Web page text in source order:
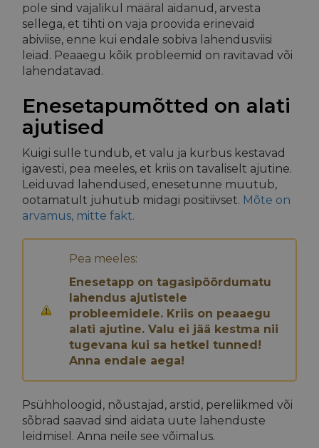
pole sind vajalikul määral aidanud, arvesta
sellega, et tihti on vaja proovida erinevaid
abiviise, enne kui endale sobiva lahendusviisi
leiad. Peaaegu kõik probleemid on ravitavad või
lahendatavad.
Enesetapumõtted on alati
ajutised
Kuigi sulle tundub, et valu ja kurbus kestavad
igavesti, pea meeles, et kriis on tavaliselt ajutine.
Leiduvad lahendused, enesetunne muutub,
ootamatult juhutub midagi positiivset. Mõte on
arvamus, mitte fakt.
Pea meeles:
Enesetapp on tagasipöördumatu
lahendus ajutistele
probleemidele. Kriis on peaaegu
alati ajutine. Valu ei jää kestma nii
tugevana kui sa hetkel tunned!
Anna endale aega!
Psühholoogid, nõustajad, arstid, pereliikmed või
sõbrad saavad sind aidata uute lahenduste
leidmisel. Anna neile see võimalus.